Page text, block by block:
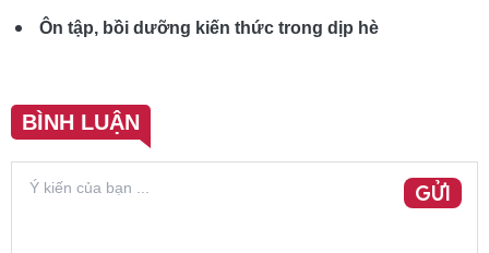
Ôn tập, bồi dưỡng kiến thức trong dịp hè
BÌNH LUẬN
GỬI